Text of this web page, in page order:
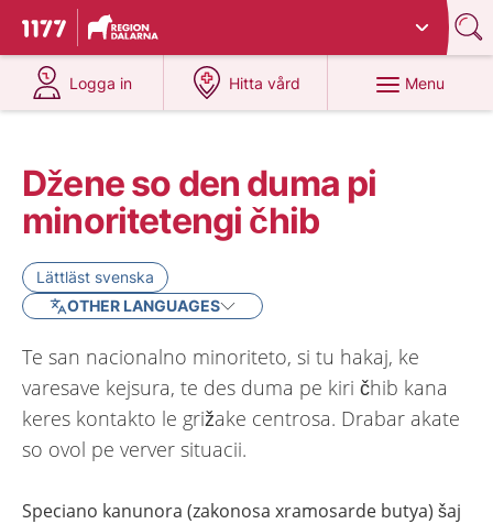
To start page for 1177
Du har valt region
Logga in
at 1177.se
Hitta vård
at 1177.se
Menu
Džene so den duma pi
minoritetengi čhib
Lättläst svenska
OTHER LANGUAGES
Te san nacionalno minoriteto, si tu hakaj, ke
varesave kejsura, te des duma pe kiri čhib kana
keres kontakto le grižake centrosa. Drabar akate
so ovol pe verver situacii.
Speciano kanunora (zakonosa xramosarde butya) šaj